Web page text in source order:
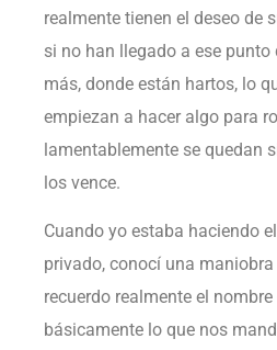
realmente tienen el deseo de
si no han llegado a ese punto
más, donde están hartos, lo
empiezan a hacer algo para
lamentablemente se quedan
los vence.
Cuando yo estaba haciendo
privado, conocí una
recuerdo realmente el
básicamente lo que nos